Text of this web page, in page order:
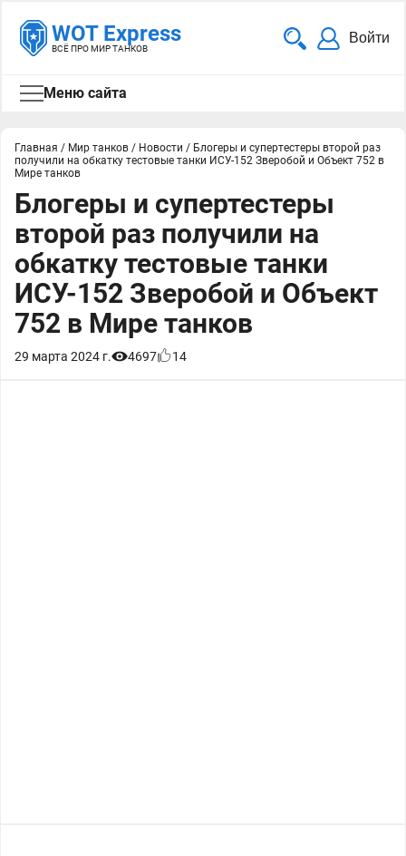
WOT Express
ВСЁ ПРО МИР ТАНКОВ
Войти
Меню сайта
Главная / Мир танков / Новости / Блогеры и супертестеры второй раз
получили на обкатку тестовые танки ИСУ-152 Зверобой и Объект 752 в
Мире танков
Блогеры и супертестеры
второй раз получили на
обкатку тестовые танки
ИСУ-152 Зверобой и Объект
752 в Мире танков
29 марта 2024 г. 4697 14